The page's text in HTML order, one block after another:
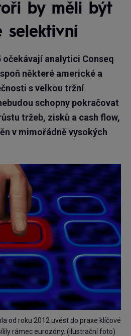
by měli být
selektivní
očekávají analytici Conseq
některé americké a
s velkou tržní
schopny pokračovat
tržeb, zisků a cash flow,
v mimořádně vysokých
od roku 2012 uvést do praxe klíčové
rámec eurozóny. (Ilustrační foto)